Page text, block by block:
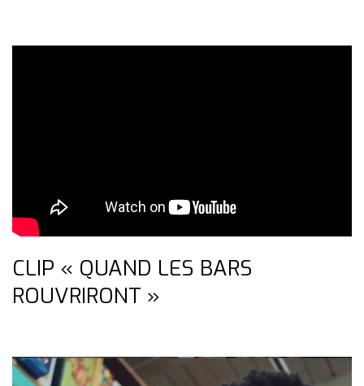
CLIP « QUAND LES BARS
ROUVRIRONT »